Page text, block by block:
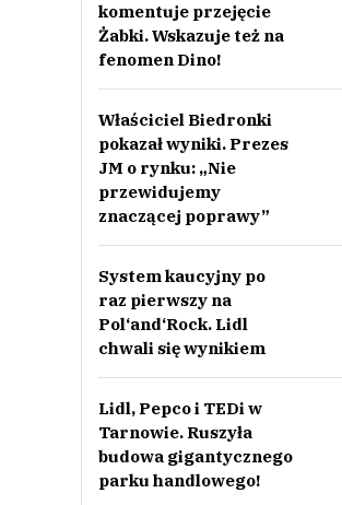
komentuje przejęcie
Żabki. Wskazuje też na
fenomen Dino!
Właściciel Biedronki
pokazał wyniki. Prezes
JM o rynku: „Nie
przewidujemy
znaczącej poprawy”
System kaucyjny po
raz pierwszy na
Pol‘and‘Rock. Lidl
chwali się wynikiem
Lidl, Pepco i TEDi w
Tarnowie. Ruszyła
budowa gigantycznego
parku handlowego!